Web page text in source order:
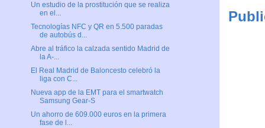
Un estudio de la prostitución que se realiza
en el...
Tecnologías NFC y QR en 5.500 paradas
de autobús d...
Abre al tráfico la calzada sentido Madrid de
la A-...
El Real Madrid de Baloncesto celebró la
liga con C...
Nueva app de la EMT para el smartwatch
Samsung Gear-S
Un ahorro de 609.000 euros en la primera
fase de l...